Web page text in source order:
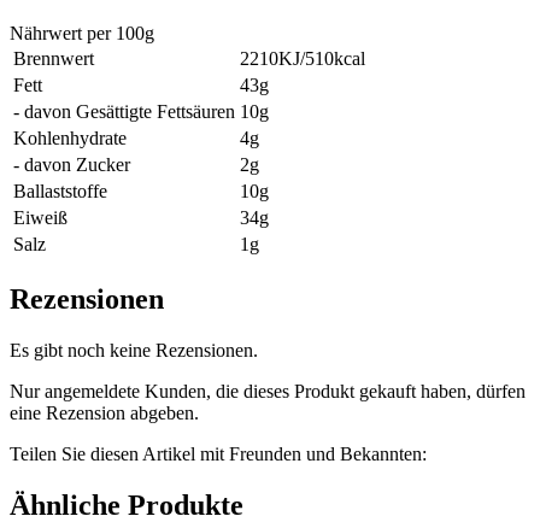
Nährwert per 100g
Brennwert
2210KJ/510kcal
Fett
43g
- davon Gesättigte Fettsäuren 10g
Kohlenhydrate
4g
- davon Zucker
2g
Ballaststoffe
10g
Eiweiß
34g
Salz
1g
Rezensionen
Es gibt noch keine Rezensionen.
Nur angemeldete Kunden, die dieses Produkt gekauft haben, dürfen
eine Rezension abgeben.
Teilen Sie diesen Artikel mit Freunden und Bekannten:
Ähnliche Produkte